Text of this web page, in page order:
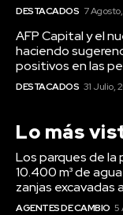
DESTACADOS 7
AFP Capital y el
haciendo
positivos en las
DESTACADOS 31 Julio,
Lo más
Los parques de la
10.400 m³ de
zanjas excavadas
AGENTES DE CAMBIO 5